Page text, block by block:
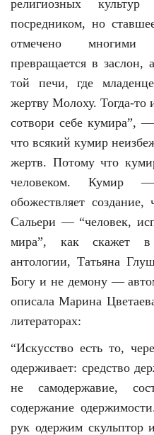
религиозных
посредником, но
отмечено многими
превращается в
той печи, где
жертву Молоху. Тогда-
сотвори себе кумира”,
что всякий кумир
жертв. Потому что
человеком. Кумир
обожествляет
Сальери — “человек,
мира”, как скажет
антологии, Татьяна
Богу и не демону —
описала Марина
литераторах:
“Искусство есть то,
одерживает: средство
не самодержавие,
содержание
рук одержим скульптор